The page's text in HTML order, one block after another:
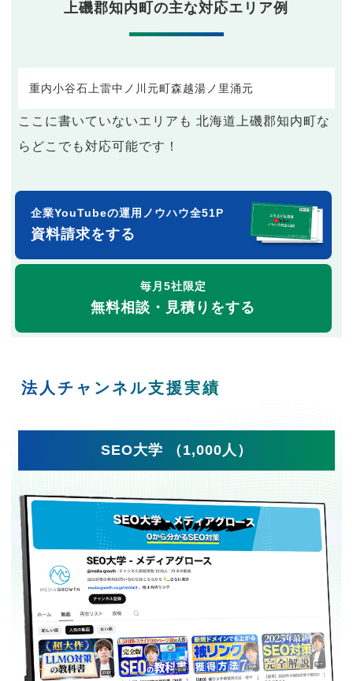
上磯郡知内町の主な対応エリア例
重内小谷石 上雷中ノ川 元町森越湯ノ里涌元
ここに書いていないエリアも 北海道上磯郡知内町な
らどこでも対応可能です！
企業YouTubeの運用ノウハウ全51P
資料請求をする
毎月5社限定
無料相談・見積りをする
法人チャンネル支援実績
SEO大学 （1,000人）